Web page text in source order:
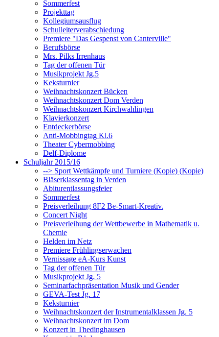
Sommerfest
Projekttag
Kollegiumsausflug
Schulleiterverabschiedung
Premiere "Das Gespenst von Canterville"
Berufsbörse
Mrs. Pilks Irrenhaus
Tag der offenen Tür
Musikprojekt Jg.5
Keksturnier
Weihnachtskonzert Bücken
Weihnachtskonzert Dom Verden
Weihnachtskonzert Kirchwahlingen
Klavierkonzert
Entdeckerbörse
Anti-Mobbingtag Kl.6
Theater Cybermobbing
Delf-Diplome
Schuljahr 2015/16
--> Sport Wettkämpfe und Turniere (Kopie) (Kopie)
Bläserklassentag in Verden
Abiturentlassungsfeier
Sommerfest
Preisverleihung 8F2 Be-Smart-Kreativ.
Concert Night
Preisverleihung der Wettbewerbe in Mathematik u.
Chemie
Helden im Netz
Premiere Frühlingserwachen
Vernissage eA-Kurs Kunst
Tag der offenen Tür
Musikprojekt Jg. 5
Seminarfachpräsentation Musik und Gender
GEVA-Test Jg. 17
Keksturnier
Weihnachtskonzert der Instrumentalklassen Jg. 5
Weihnachtskonzert im Dom
Konzert in Thedinghausen